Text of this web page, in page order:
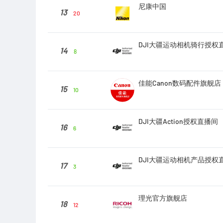
13 20
尼康中国
14 8
DJI大疆运动相机骑行授权
15 10
佳能Canon数码配件旗舰店
16 6
DJI大疆Action授权直播间
17 3
DJI大疆运动相机产品授权
18 12
理光官方旗舰店